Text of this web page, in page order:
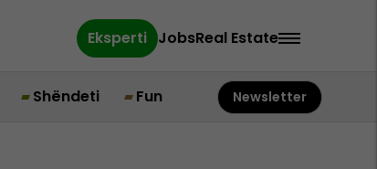
Eksperti JobsReal Estate
Shëndeti Fun Newsletter